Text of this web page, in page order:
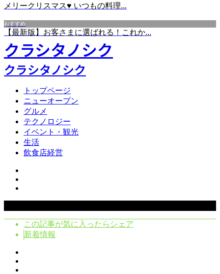
メリークリスマス♥ いつもの料理...
おすすめ
【最新版】お客さまに選ばれる！これか...
クラシタノシク
クラシタノシク
トップページ
ニューオープン
グルメ
テクノロジー
イベント・観光
生活
飲食店経営
この記事が気に入ったらシェア
新着情報